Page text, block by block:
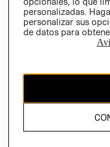
Ecuador ($)
CAMBIAR REGIÓN
El contenido de esta
propiedad de H&M
personalizadas.
personalizar sus
de datos para